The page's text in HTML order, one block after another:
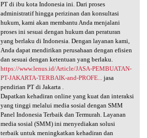
PT di ibu kota Indonesia ini. Dari proses
administratif hingga perizinan dan konsultasi
hukum, kami akan membantu Anda menjalani
proses ini sesuai dengan hukum dan peraturan
yang berlaku di Indonesia. Dengan layanan kami,
Anda dapat mendirikan perusahaan dengan efisien
dan sesuai dengan ketentuan yang berlaku.
https://www.lenus.id/Article/JASA-PEMBUATAN-
PT-JAKARTA-TERBAIK-and-PROFE...jasa
pendirian PT di Jakarta .
Dapatkan kehadiran online yang kuat dan interaksi
yang tinggi melalui media sosial dengan SMM
Panel Indonesia Terbaik dan Termurah. Layanan
media sosial (SMM) ini menyediakan solusi
terbaik untuk meningkatkan kehadiran dan